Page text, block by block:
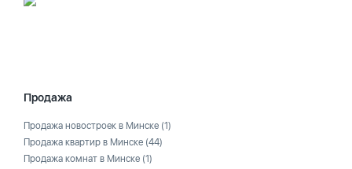
Продажа
Продажа новостроек в Минске (1)
Продажа квартир в Минске (44)
Продажа комнат в Минске (1)